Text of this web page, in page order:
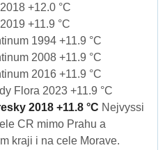
+12.0 °C
+11.9 °C
1994 +11.9 °C
2008 +11.9 °C
2016 +11.9 °C
Flora 2023 +11.9 °C
2018 +11.8 °C Nejvyssi
CR mimo Prahu a
kraji i na cele Morave.